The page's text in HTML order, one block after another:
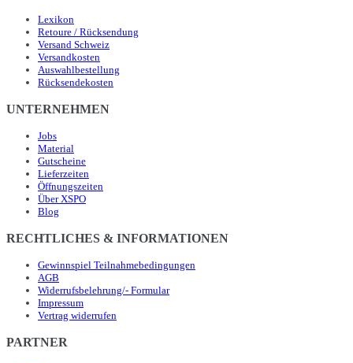
Lexikon
Retoure / Rücksendung
Versand Schweiz
Versandkosten
Auswahlbestellung
Rücksendekosten
UNTERNEHMEN
Jobs
Material
Gutscheine
Lieferzeiten
Öffnungszeiten
Über XSPO
Blog
RECHTLICHES & INFORMATIONEN
Gewinnspiel Teilnahmebedingungen
AGB
Widerrufsbelehrung/- Formular
Impressum
Vertrag widerrufen
PARTNER